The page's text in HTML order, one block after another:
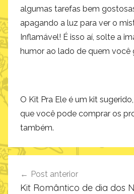
algumas tarefas bem
apagando a luz para ver o
Inflamável! É isso aí, solte a
humor ao lado de quem você
O Kit Pra Ele é um kit
que você pode comprar os
também.
Navegação
de
Post anterior
Kit Romântico de dia dos